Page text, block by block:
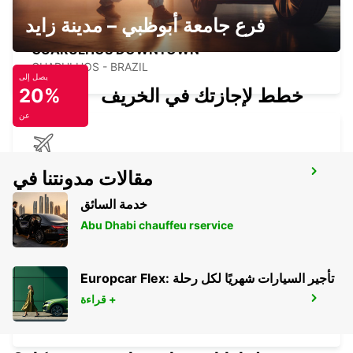
GUARULHOS DOWNTOWN
GUARULHOS - BRAZIL
GUARULHOS AIRPORT MEET AND
GREET
SAO PAULO - BRAZIL
DURAZNO CITY
DURAZNO - URUGUAY
فرع جامعة أبوظبي – مدينة زايد
يصل إلى
20%
عن
خطط لإجازتك في الخريف
مقالات مدونتنا في
خدمة السائق
Abu Dhabi chauffeu rservice
Europcar Flex: تأجير السيارات شهريًا لكل رحلة
قراءة +